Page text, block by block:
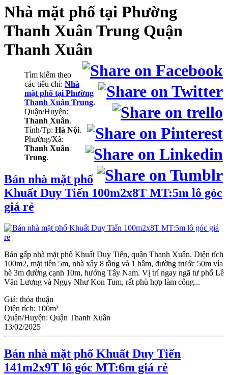
Nhà mặt phố tại Phường
Thanh Xuân Trung Quận
Thanh Xuân
Tìm kiếm theo
các tiêu chí: Nhà
mặt phố tại Phường
Thanh Xuân Trung.
Quận/Huyện:
Thanh Xuân.
Tỉnh/Tp: Hà Nội.
Phường/Xã:
Thanh Xuân
Trung.
Bán nhà mặt phố
Khuất Duy Tiến 100m2x8T MT:5m lô góc
giá rẻ
Bán gấp nhà mặt phố Khuất Duy Tiến, quận Thanh Xuân. Diện tích
100m2, mặt tiền 5m, nhà xây 8 tầng và 1 hầm, đường trước 50m vỉa
hè 3m đường cạnh 10m, hướng Tây Nam. Vị trí ngay ngã tư phố Lê
Văn Lương và Ngụy Như Kon Tum, rất phù hợp làm công...
Giá: thỏa thuận
Diện tích: 100m²
Quận/Huyện: Quận Thanh Xuân
13/02/2025
Bán nhà mặt phố Khuất Duy Tiến
141m2x9T lô góc MT:6m giá rẻ